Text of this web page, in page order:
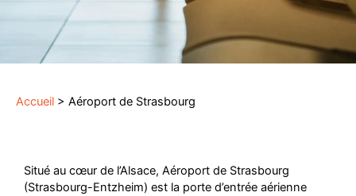
Accueil > Aéroport de Strasbourg
Situé au cœur de l’Alsace, Aéroport de Strasbourg
(Strasbourg-Entzheim) est la porte d’entrée aérienne